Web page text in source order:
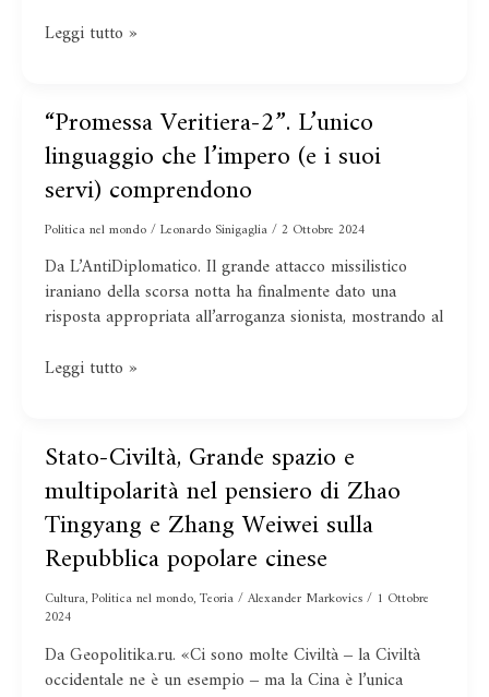
è
Leggi tutto »
“Promessa Veritiera-2”. L’unico
linguaggio che l’impero (e i suoi
servi) comprendono
Politica nel mondo/Leonardo Sinigaglia/2 Ottobre 2024
Da L’AntiDiplomatico. Il grande attacco missilistico
iraniano della scorsa notta ha finalmente dato una
risposta appropriata all’arroganza sionista, mostrando al
“Promessa
Veritiera-
2”.
L’unico
linguaggio
che
l’impero
(e
i
servi)
Leggi tutto »
Stato-Civiltà, Grande spazio e
multipolarità nel pensiero di Zhao
Tingyang e Zhang Weiwei sulla
Repubblica popolare cinese
Cultura,Politica nel mondo,Teoria/Alexander Markovics/ 1 Ottobre
2024
Da Geopolitika.ru. «Ci sono molte Civiltà ‒ la Civiltà
occidentale ne è un esempio ‒ ma la Cina è l’unica
Stato-
Civiltà,
Grande
spazio
e
multipolarità
nel
pensiero
di
Zhao